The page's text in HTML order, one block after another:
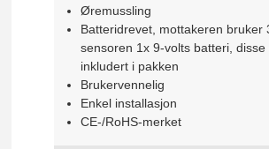
Øremussling
Batteridrevet, mottakeren bruker
sensoren 1x 9-volts batteri, disse
inkludert i pakken
Brukervennelig
Enkel installasjon
CE-/RoHS-merket